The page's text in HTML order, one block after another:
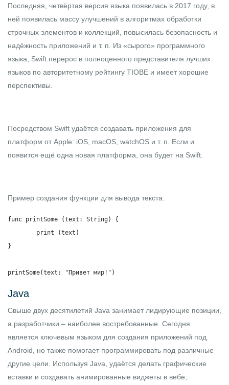
Последняя, четвёртая версия языка появилась в 2017 году, в
ней появилась массу улучшений в алгоритмах обработки
строчных элементов и коллекций, повысилась безопасность и
надёжность приложений и т. п. Из «сырого» программного
языка, Swift перерос в полноценного представителя лучших
языков по авторитетному рейтингу TIOBE и имеет хорошие
перспективы.
Посредством Swift удаётся создавать приложения для
платформ от Apple: iOS, macOS, watchOS и т. п. Если и
появится ещё одна новая платформа, она будет на Swift.
Пример создания функции для вывода текста:
func printSome (text: String) {
}
printSome(text: "Привет мир!")
Java
Свыше двух десятилетий Java занимает лидирующие позиции,
а разработчики – наиболее востребованные. Сегодня
является ключевым языком для создания приложений под
Android, но также помогает программировать под различные
другие цели. Используя Java, удаётся делать графические
вставки и создавать анимированные виджеты в вебе,